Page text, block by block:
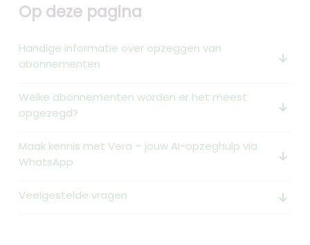
Op deze pagina
Handige informatie over opzeggen van
abonnementen
arrow_downward_alt
Welke abonnementen worden er het meest
opgezegd?
arrow_downward_alt
Maak kennis met Vera – jouw AI-opzeghulp via
WhatsApp
arrow_downward_alt
Veelgestelde vragen arrow_downward_alt